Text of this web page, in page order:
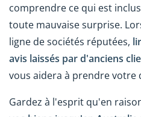
comprendre ce qui est
toute mauvaise surprise.
ligne de sociétés réputées,
avis laissés par d'anciens
vous aidera à prendre votre
Gardez à l'esprit qu'en